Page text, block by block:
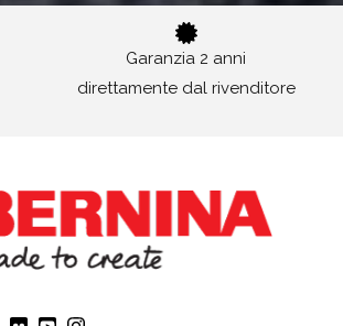
Garanzia 2 anni
direttamente dal rivenditore